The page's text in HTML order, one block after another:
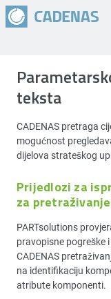
teksta
CADENAS pretraga
mogućnost
dijelova strateškog
Prijedlozi za
za
PARTsolutions
pravopisne pogreške
CADENAS
na identifikaciju
atribute komponenti.